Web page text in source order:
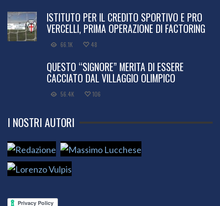
ISTITUTO PER IL CREDITO SPORTIVO E PRO
VERCELLI, PRIMA OPERAZIONE DI FACTORING
66.1K 48
QUESTO “SIGNORE” MERITA DI ESSERE
CACCIATO DAL VILLAGGIO OLIMPICO
56.4K 106
I NOSTRI AUTORI